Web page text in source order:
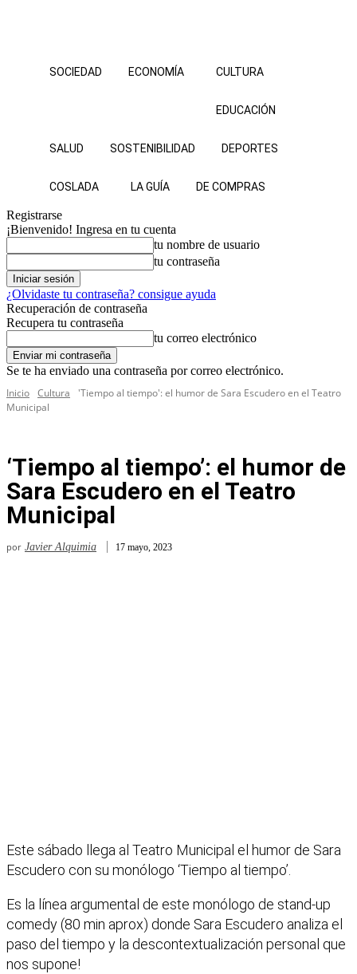
SOCIEDAD ECONOMÍA CULTURA
EDUCACIÓN
SALUD SOSTENIBILIDAD DEPORTES
COSLADA LA GUÍA DE COMPRAS
Registrarse
¡Bienvenido! Ingresa en tu cuenta
tu nombre de usuario
tu contraseña
¿Olvidaste tu contraseña? consigue ayuda
Recuperación de contraseña
Recupera tu contraseña
tu correo electrónico
Se te ha enviado una contraseña por correo electrónico.
Inicio Cultura
'Tiempo al tiempo': el humor de Sara Escudero en el Teatro
Municipal
‘Tiempo al tiempo’: el humor de
Sara Escudero en el Teatro
Municipal
por Javier Alquimia 17 mayo, 2023
Este sábado llega al Teatro Municipal el humor de Sara
Escudero con su monólogo ‘Tiempo al tiempo’.
Es la línea argumental de este monólogo de stand-up
comedy (80 min aprox) donde Sara Escudero analiza el
paso del tiempo y la descontextualización personal que
nos supone!